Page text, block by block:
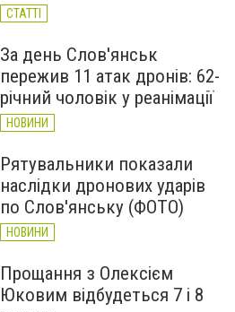
СТАТТІ
За день Слов'янськ
пережив 11 атак дронів: 62-
річний чоловік у реанімації
НОВИНИ
Рятувальники показали
наслідки дронових ударів
по Слов'янську (ФОТО)
НОВИНИ
Прощання з Олексієм
Юковим відбудеться 7 і 8